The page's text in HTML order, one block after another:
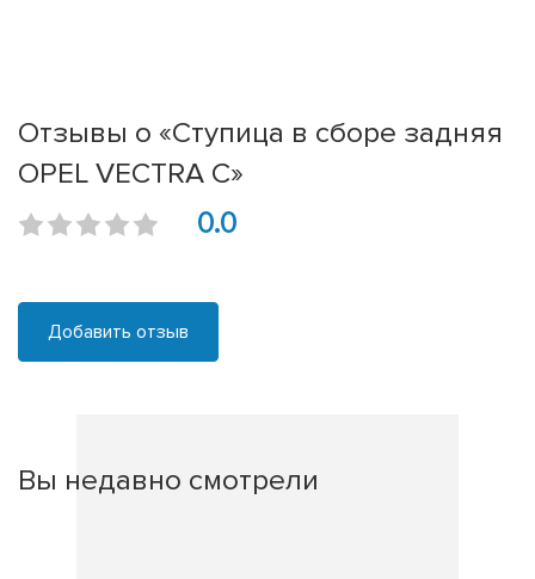
Отзывы о «Ступица в сборе задняя
OPEL VECTRA C»
0.0
Добавить отзыв
Вы недавно смотрели